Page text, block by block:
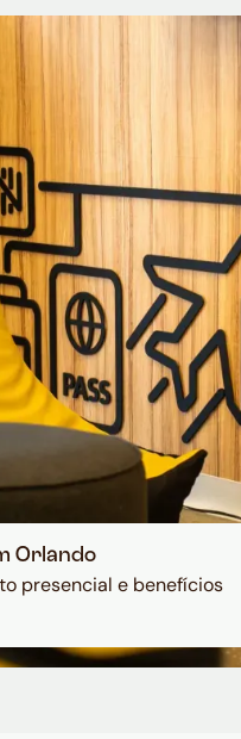
crédito brasileiro com
Orlando
presencial e benefícios